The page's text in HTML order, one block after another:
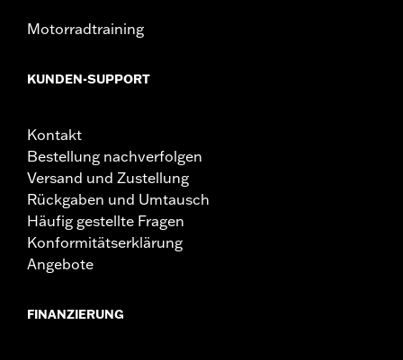
Motorradtraining
KUNDEN-SUPPORT
Kontakt
Bestellung nachverfolgen
Versand und Zustellung
Rückgaben und Umtausch
Häufig gestellte Fragen
Konformitätserklärung
Angebote
FINANZIERUNG